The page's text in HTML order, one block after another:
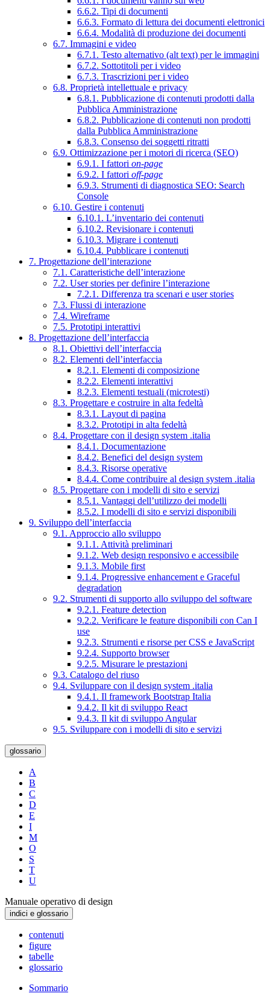
6.6.2. Tipi di documenti
6.6.3. Formato di lettura dei documenti elettronici
6.6.4. Modalità di produzione dei documenti
6.7. Immagini e video
6.7.1. Testo alternativo (alt text) per le immagini
6.7.2. Sottotitoli per i video
6.7.3. Trascrizioni per i video
6.8. Proprietà intellettuale e privacy
6.8.1. Pubblicazione di contenuti prodotti dalla
Pubblica Amministrazione
6.8.2. Pubblicazione di contenuti non prodotti
dalla Pubblica Amministrazione
6.8.3. Consenso dei soggetti ritratti
6.9. Ottimizzazione per i motori di ricerca (SEO)
6.9.1. I fattori on-page
6.9.2. I fattori off-page
6.9.3. Strumenti di diagnostica SEO: Search
Console
6.10. Gestire i contenuti
6.10.1. L’inventario dei contenuti
6.10.2. Revisionare i contenuti
6.10.3. Migrare i contenuti
6.10.4. Pubblicare i contenuti
7. Progettazione dell’interazione
7.1. Caratteristiche dell’interazione
7.2. User stories per definire l’interazione
7.2.1. Differenza tra scenari e user stories
7.3. Flussi di interazione
7.4. Wireframe
7.5. Prototipi interattivi
8. Progettazione dell’interfaccia
8.1. Obiettivi dell’interfaccia
8.2. Elementi dell’interfaccia
8.2.1. Elementi di composizione
8.2.2. Elementi interattivi
8.2.3. Elementi testuali (microtesti)
8.3. Progettare e costruire in alta fedeltà
8.3.1. Layout di pagina
8.3.2. Prototipi in alta fedeltà
8.4. Progettare con il design system .italia
8.4.1. Documentazione
8.4.2. Benefici del design system
8.4.3. Risorse operative
8.4.4. Come contribuire al design system .italia
8.5. Progettare con i modelli di sito e servizi
8.5.1. Vantaggi dell’utilizzo dei modelli
8.5.2. I modelli di sito e servizi disponibili
9. Sviluppo dell’interfaccia
9.1. Approccio allo sviluppo
9.1.1. Attività preliminari
9.1.2. Web design responsivo e accessibile
9.1.3. Mobile first
9.1.4. Progressive enhancement e Graceful
degradation
9.2. Strumenti di supporto allo sviluppo del software
9.2.1. Feature detection
9.2.2. Verificare le feature disponibili con Can I
use
9.2.3. Strumenti e risorse per CSS e JavaScript
9.2.4. Supporto browser
9.2.5. Misurare le prestazioni
9.3. Catalogo del riuso
9.4. Sviluppare con il design system .italia
9.4.1. Il framework Bootstrap Italia
9.4.2. Il kit di sviluppo React
9.4.3. Il kit di sviluppo Angular
9.5. Sviluppare con i modelli di sito e servizi
glossario
A
B
C
D
E
I
M
O
S
T
U
Manuale operativo di design
indici e glossario
contenuti
figure
tabelle
glossario
Sommario